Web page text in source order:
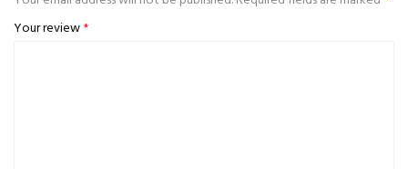
Your review*